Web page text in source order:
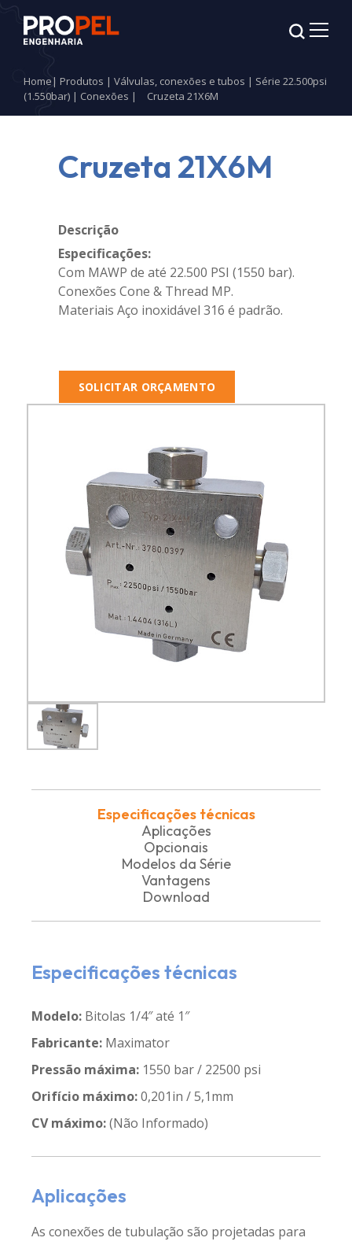
Home| Produtos | Válvulas, conexões e tubos | Série 22.500psi
(1.550bar) | Conexões | Cruzeta 21X6M
Cruzeta 21X6M
Descrição
Especificações:
Com MAWP de até 22.500 PSI (1550 bar).
Conexões Cone & Thread MP.
Materiais Aço inoxidável 316 é padrão.
SOLICITAR ORÇAMENTO
Especificações técnicas
Aplicações
Opcionais
Modelos da Série
Vantagens
Download
Especificações técnicas
Modelo: Bitolas 1/4″ até 1″
Fabricante: Maximator
Pressão máxima: 1550 bar / 22500 psi
Orifício máximo:0,201in / 5,1mm
CV máximo:(Não Informado)
Aplicações
As conexões de tubulação são projetadas para